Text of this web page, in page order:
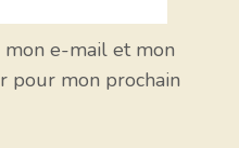
e-mail et mon
pour mon prochain